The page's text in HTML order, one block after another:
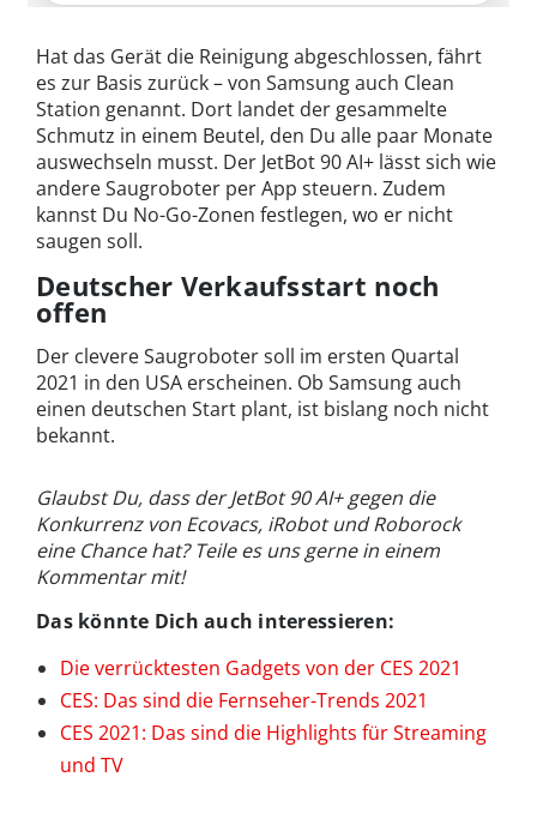
Hat das Gerät die Reinigung abgeschlossen, fährt
es zur Basis zurück – von Samsung auch Clean
Station genannt. Dort landet der gesammelte
Schmutz in einem Beutel, den Du alle paar Monate
auswechseln musst. Der JetBot 90 AI+ lässt sich wie
andere Saugroboter per App steuern. Zudem
kannst Du No-Go-Zonen festlegen, wo er nicht
saugen soll.
Deutscher Verkaufsstart noch
offen
Der clevere Saugroboter soll im ersten Quartal
2021 in den USA erscheinen. Ob Samsung auch
einen deutschen Start plant, ist bislang noch nicht
bekannt.
Glaubst Du, dass der JetBot 90 AI+ gegen die
Konkurrenz von Ecovacs, iRobot und Roborock
eine Chance hat? Teile es uns gerne in einem
Kommentar mit!
Das könnte Dich auch interessieren:
Die verrücktesten Gadgets von der CES 2021
CES: Das sind die Fernseher-Trends 2021
CES 2021: Das sind die Highlights für Streaming
und TV